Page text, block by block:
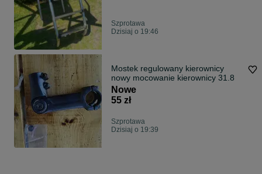
Szprotawa
Dzisiaj o 19:46
Mostek regulowany kierownicy
nowy mocowanie kierownicy 31.8
Nowe
55 zł
Szprotawa
Dzisiaj o 19:39